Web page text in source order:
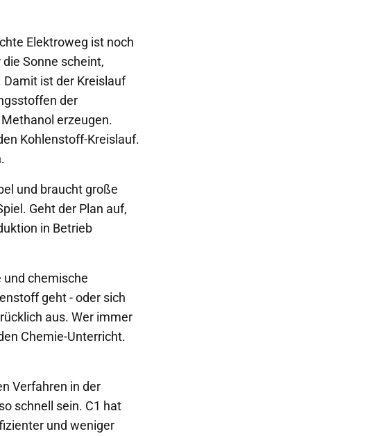
Elektroweg ist noch
Sonne scheint,
ist der Kreislauf
der
erzeugen.
Kohlenstoff-Kreislauf.
und braucht große
Geht der Plan auf,
in Betrieb
chemische
geht - oder sich
aus. Wer immer
Chemie-Unterricht.
Verfahren in der
schnell sein. C1 hat
und weniger